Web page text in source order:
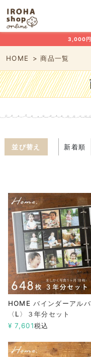
3,000円
HOME 商品一覧
並び替え 新着順
HOME バインダーアル
〈L〉３年分セット
¥ 7,601税込